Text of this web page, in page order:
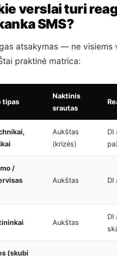
verslai turi
SMS?
atsakymas — ne visiems
praktinė matrica:
tipas
Naktinis
srautas
Aukštas
(krizės)
DI
/
Aukštas DI
Aukštas
DI
(skubi